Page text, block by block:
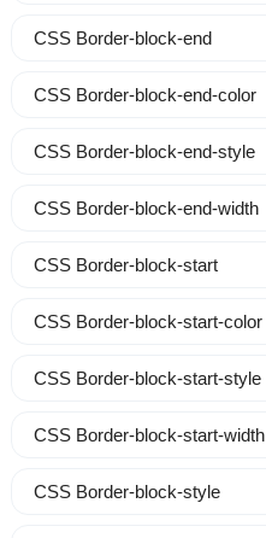
CSS Border-block-end
CSS Border-block-end-color
CSS Border-block-end-style
CSS Border-block-end-width
CSS Border-block-start
CSS Border-block-start-color
CSS Border-block-start-style
CSS Border-block-start-width
CSS Border-block-style